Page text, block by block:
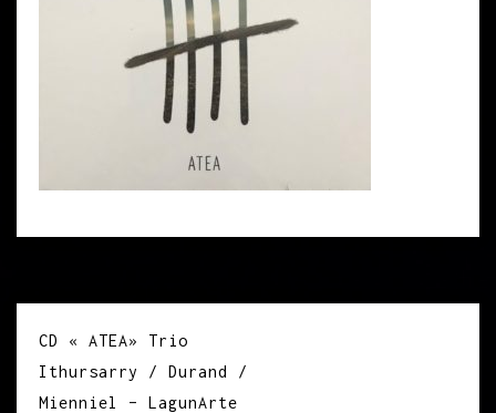
Navigation
l’article
CD « ATEA» Trio
Ithursarry / Durand /
Mienniel – LagunArte